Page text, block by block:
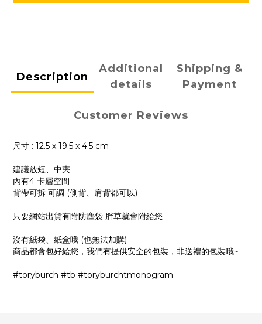
Description
Additional
details
Shipping &
Payment
Customer Reviews
尺寸 : 12.5 x 19.5 x 4.5 cm
建議放短、中夾
內有4 卡層空間
背帶可拆 可調 (側背、肩背都可以)
只要網站出貨有附防塵袋 胖草就會附給您
沒有紙袋、紙盒哦 (也無法加購)
商品都會包好給您，我們有提供安全的包裝，非送禮的包裝哦~
#toryburch #tb #toryburchtmonogram